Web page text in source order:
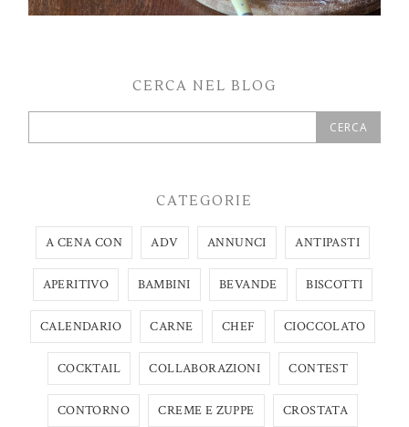
CERCA NEL BLOG
CATEGORIE
A CENA CON ADV ANNUNCI ANTIPASTI
APERITIVO BAMBINI BEVANDE BISCOTTI
CALENDARIO CARNE CHEF CIOCCOLATO
COCKTAIL COLLABORAZIONI CONTEST
CONTORNO CREME E ZUPPE CROSTATA